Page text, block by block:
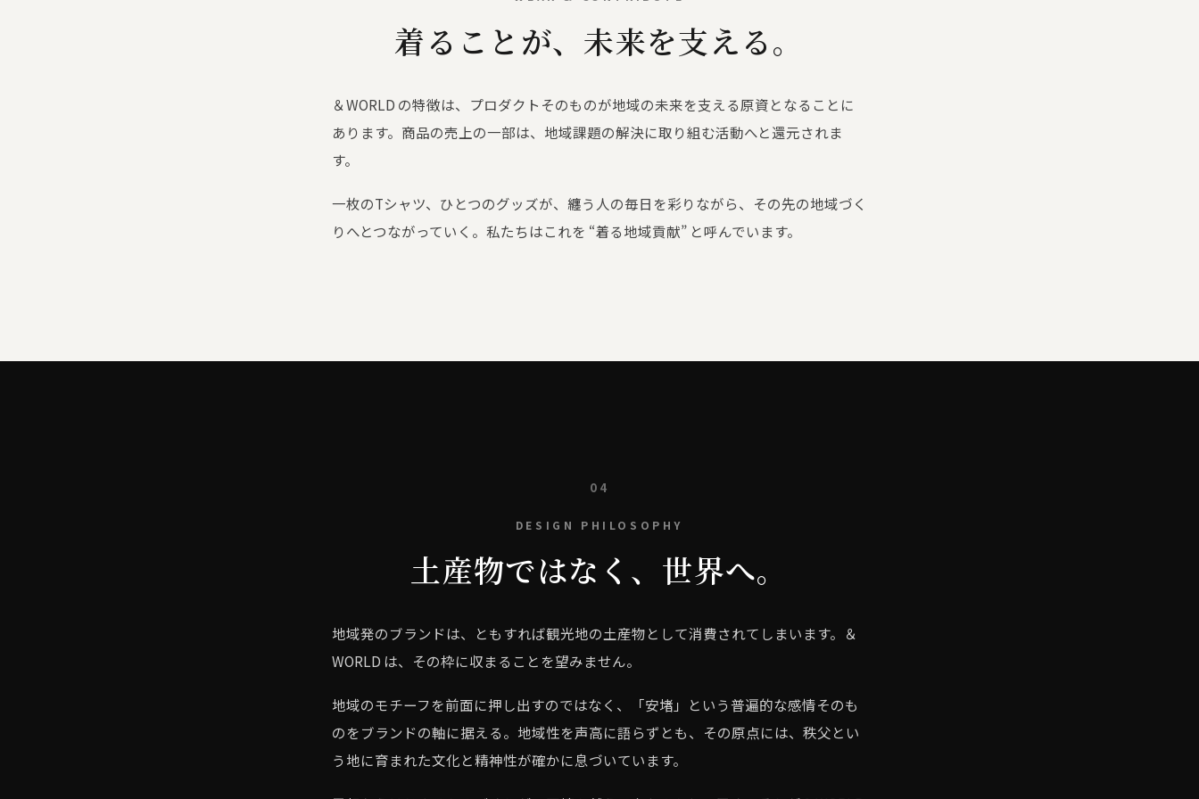
着ることが、未来を支える。
＆WORLD の特徴は、プロダクトそのものが地域の未来を支える原資となることに
あります。商品の売上の一部は、地域課題の解決に取り組む活動へと還元されま
す。
一枚のTシャツ、ひとつのグッズが、纏う人の毎日を彩りながら、その先の地域づく
りへとつながっていく。私たちはこれを “着る地域貢献” と呼んでいます。
04
DESIGN PHILOSOPHY
土産物ではなく、世界へ。
地域発のブランドは、ともすれば観光地の土産物として消費されてしまいます。＆
WORLD は、その枠に収まることを望みません。
地域のモチーフを前面に押し出すのではなく、「安堵」という普遍的な感情そのも
のをブランドの軸に据える。地域性を声高に語らずとも、その原点には、秩父とい
う地に育まれた文化と精神性が確かに息づいています。